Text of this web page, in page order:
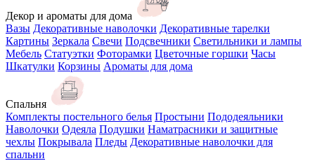
Декор и ароматы для дома
Вазы Декоративные наволочки Декоративные тарелки
Картины Зеркала Свечи Подсвечники Светильники и лампы
Мебель Статуэтки Фоторамки Цветочные горшки Часы
Шкатулки Корзины Ароматы для дома
Спальня
Комплекты постельного белья Простыни Пододеяльники
Наволочки Одеяла Подушки Наматрасники и защитные
чехлы Покрывала Пледы Декоративные наволочки для
спальни